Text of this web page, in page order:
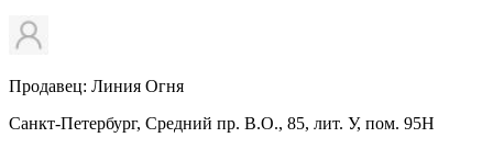
Продавец: Линия Огня
Санкт-Петербург, Средний пр. В.О., 85, лит. У, пом. 95Н